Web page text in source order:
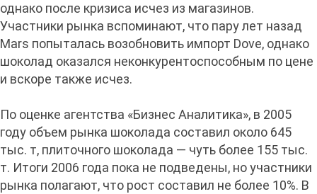
однако после кризиса исчез из магазинов.
Участники рынка вспоминают, что пару лет назад
Mars попыталась возобновить импорт Dove, однако
шоколад оказался неконкурентоспособным по цене
и вскоре также исчез.
По оценке агентства «Бизнес Аналитика», в 2005
году объем рынка шоколада составил около 645
тыс. т, плиточного шоколада — чуть более 155 тыс.
т. Итоги 2006 года пока не подведены, но участники
рынка полагают, что рост составил не более 10%. В